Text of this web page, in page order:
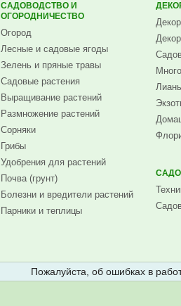
САДОВОДСТВО И
ОГОРОДНИЧЕСТВО
Огород
Лесные и садовые ягоды
Зелень и пряные травы
Садовые растения
Выращивание растений
Размножение растений
Сорняки
Грибы
Удобрения для растений
Почва (грунт)
Болезни и вредители растений
Парники и теплицы
Пожалуйста, об ошибках в